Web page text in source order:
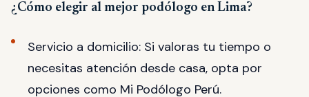
¿Cómo elegir al mejor podólogo en Lima?
Servicio a domicilio: Si valoras tu tiempo o
necesitas atención desde casa, opta por
opciones como Mi Podólogo Perú.